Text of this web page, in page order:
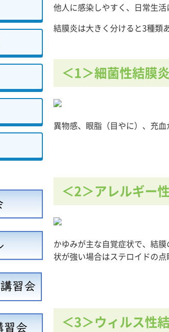
他人に感染しやすく、日常生活
結膜炎は大きく分けると3種類
＜1＞細菌性結膜炎
異物感、眼脂（目やに）、充
＜2＞アレルギー
かゆみが主な自覚症状で、結
状が強い場合はステロイドの点
＜3＞ウィルス性